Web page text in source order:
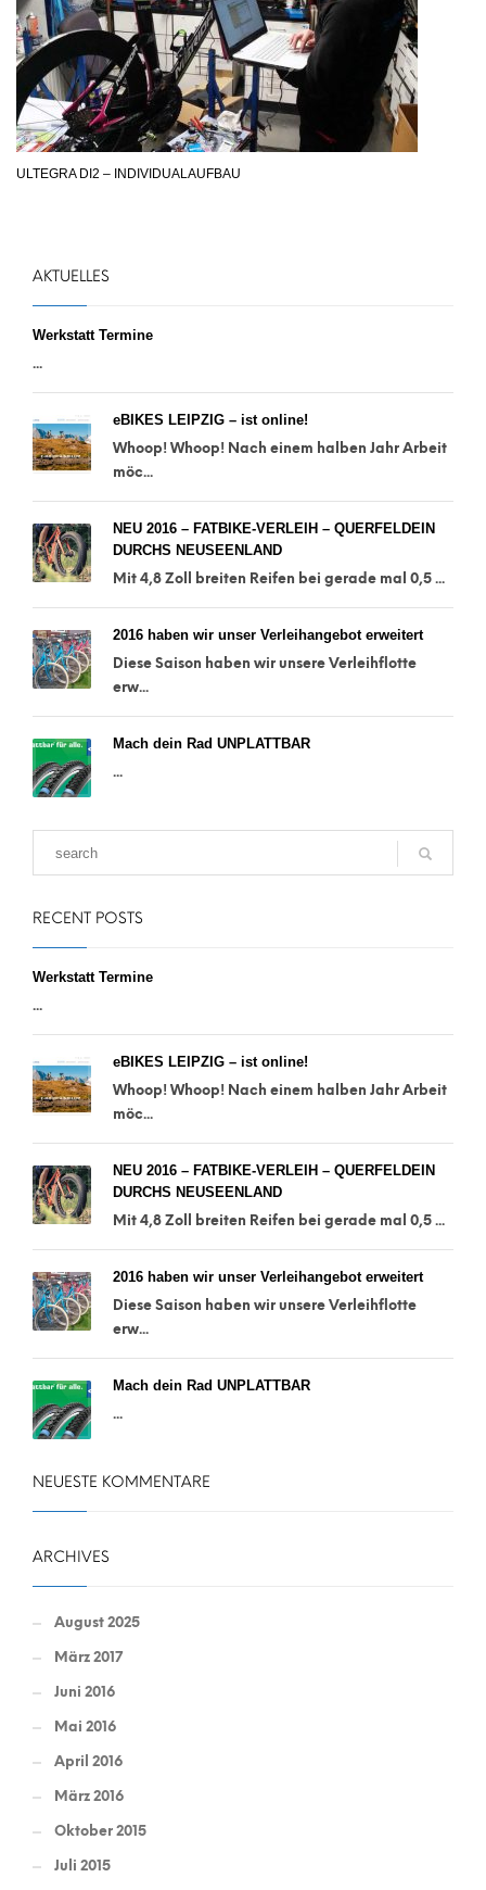
ULTEGRA DI2 – INDIVIDUALAUFBAU
AKTUELLES
Werkstatt Termine
...
eBIKES LEIPZIG – ist online!
Whoop! Whoop! Nach einem halben Jahr Arbeit
möc...
NEU 2016 – FATBIKE-VERLEIH – QUERFELDEIN
DURCHS NEUSEENLAND
Mit 4,8 Zoll breiten Reifen bei gerade mal 0,5 ...
2016 haben wir unser Verleihangebot erweitert
Diese Saison haben wir unsere Verleihflotte
erw...
Mach dein Rad UNPLATTBAR
...
RECENT POSTS
Werkstatt Termine
...
eBIKES LEIPZIG – ist online!
Whoop! Whoop! Nach einem halben Jahr Arbeit
möc...
NEU 2016 – FATBIKE-VERLEIH – QUERFELDEIN
DURCHS NEUSEENLAND
Mit 4,8 Zoll breiten Reifen bei gerade mal 0,5 ...
2016 haben wir unser Verleihangebot erweitert
Diese Saison haben wir unsere Verleihflotte
erw...
Mach dein Rad UNPLATTBAR
...
NEUESTE KOMMENTARE
ARCHIVES
August 2025
März 2017
Juni 2016
Mai 2016
April 2016
März 2016
Oktober 2015
Juli 2015